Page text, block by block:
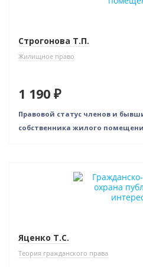
Строгонова Т.П.
Жилищное право
1 190 ₽
Правовой статус членов и
собственника жилого
Яценко Т.С.
Теория гражданского права